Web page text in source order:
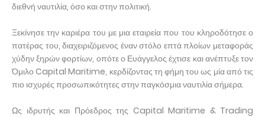
διεθνή ναυτιλία, όσο και στην πολιτική.
Ξεκίνησε την καριέρα του με μια εταιρεία που του κληροδότησε ο
πατέρας του, διαχειριζόμενος έναν στόλο επτά πλοίων μεταφοράς
χύδην ξηρών φορτίων, οπότε ο Ευάγγελος έχτισε και ανέπτυξε τον
Όμιλο Capital Maritime, κερδίζοντας τη φήμη του ως μία από τις
πιο ισχυρές προσωπικότητες στην παγκόσμια ναυτιλία σήμερα.
Ως ιδρυτής και Πρόεδρος της Capital Maritime & Trading